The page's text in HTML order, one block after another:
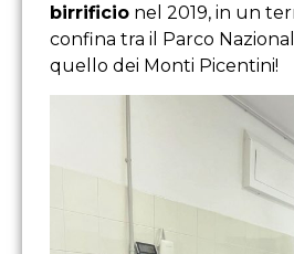
birrificio nel 2019, in un
confina tra il Parco
quello dei Monti Picentini!